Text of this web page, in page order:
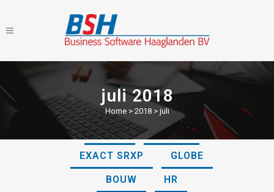
juli 2018
Home> 2018> juli
ALLES ONLINE
EXACT SRXP GLOBE
BOUW HR